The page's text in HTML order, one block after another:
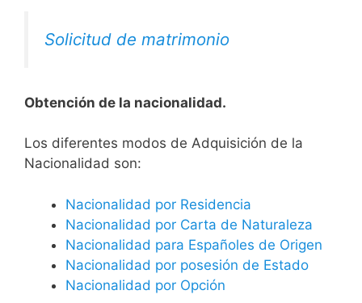
Solicitud de matrimonio
Obtención de la nacionalidad.
​​​Los diferentes modos de Adquisición de la
Nacionalidad son:
Nacionalidad por Residencia
Nacionalidad por Carta de Naturaleza
Nacionalidad para Españoles de Origen
Nacionalidad por posesión de Estado
Nacionalidad por Opción